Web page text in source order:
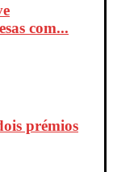
com...
prémios